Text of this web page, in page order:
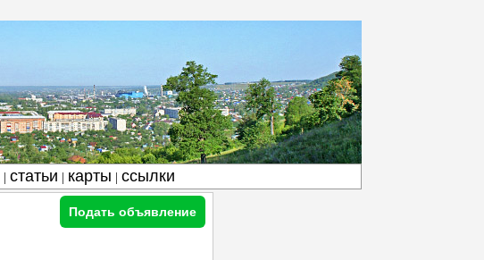
статьи карты ссылки
Подать объявление